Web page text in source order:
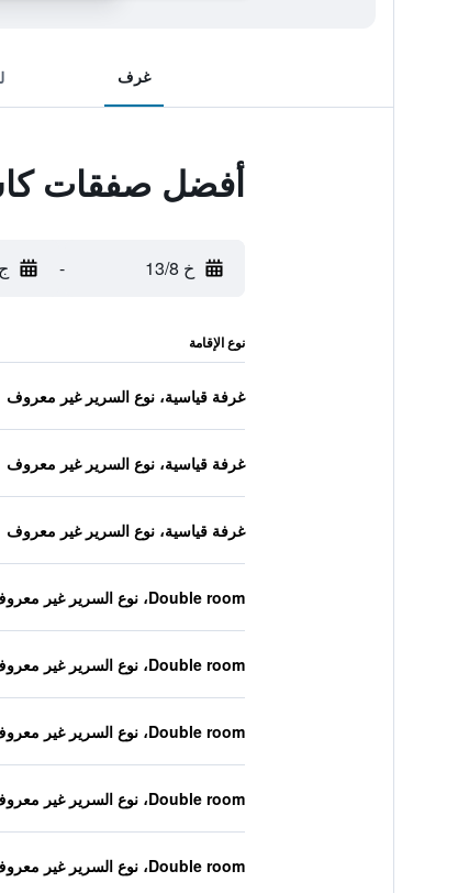
غرف
أفضل صفقات
خ 13/8 - ج 14/8
نوع الإقامة
غرفة قياسية، نوع السرير غير معروف
غرفة قياسية، نوع السرير غير معروف
غرفة قياسية، نوع السرير غير معروف
Double room، نوع السرير غير معروف
Double room، نوع السرير غير معروف
Double room، نوع السرير غير معروف
Double room، نوع السرير غير معروف
Double room، نوع السرير غير معروف